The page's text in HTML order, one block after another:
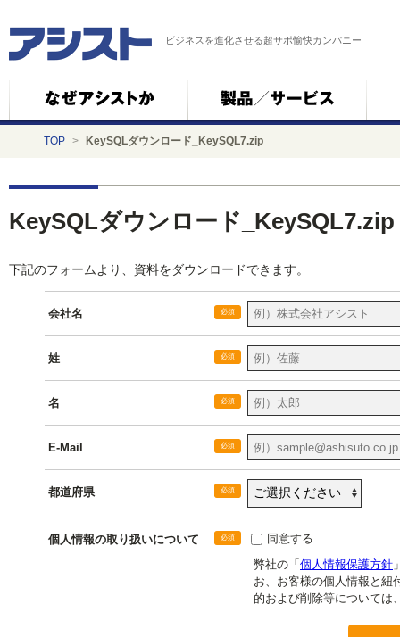
ビジネスを進化させる超サポ愉快カンパニー
TOP > KeySQLダウンロード_KeySQL7.zip
KeySQLダウンロード_KeySQL7.zip
下記のフォームより、資料をダウンロードできます。